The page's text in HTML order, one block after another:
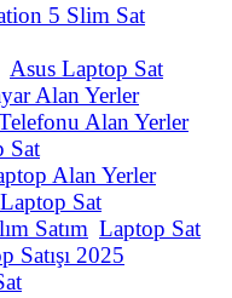
5 Slim Sat
Asus Laptop Sat
Alan Yerler
Alan Yerler
Sat
Alan Yerler
Sat
Satım Laptop Sat
Satışı 2025